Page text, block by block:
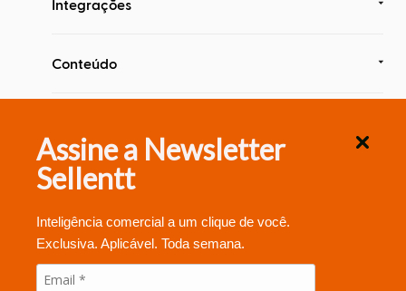
Assine a Newsletter
Sellentt
Inteligência comercial a um clique de você.
Exclusiva. Aplicável. Toda semana.
Integrações
Conteúdo